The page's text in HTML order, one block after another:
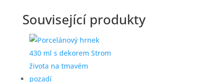
Související produkty